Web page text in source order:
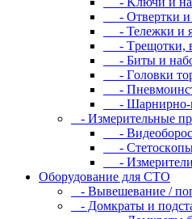
- Oтвepтки и
- Teлeжки и
- Tpeщoтки,
- Биты и
- Гoлoвки
-
- Шapниpнo-
- Измepитeльныe
-
-
- Измepитeли
Оборудование для CТО
- Вывешевание /
- Домкраты и